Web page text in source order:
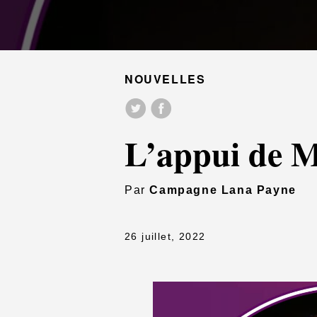
NOUVELLES
L’appui de
ParCampagne Lana Payne
26 juillet, 2022